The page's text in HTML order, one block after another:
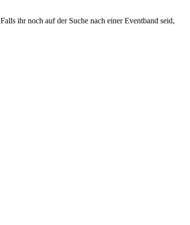
Falls ihr noch auf der Suche nach einer Eventband seid,